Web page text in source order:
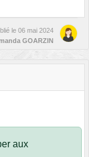
le 06 mai 2024
GOARZIN
aux